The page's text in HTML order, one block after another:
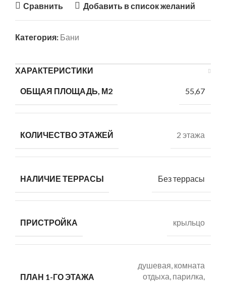
Сравнить Добавить в список желаний
Категория: Бани
ХАРАКТЕРИСТИКИ
ОБЩАЯ ПЛОЩАДЬ, М2 55,67
КОЛИЧЕСТВО ЭТАЖЕЙ 2 этажа
НАЛИЧИЕ ТЕРРАСЫ Без террасы
ПРИСТРОЙКА крыльцо
ПЛАН 1-ГО ЭТАЖА
душевая, комната
отдыха, парилка,